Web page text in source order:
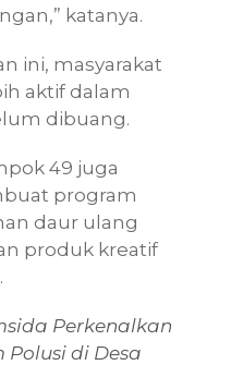
katanya.
ini, masyarakat
aktif dalam
dibuang.
49 juga
program
daur ulang
produk kreatif
Perkenalkan
di Desa